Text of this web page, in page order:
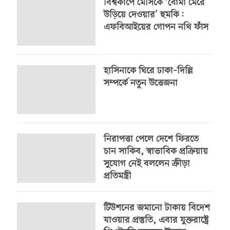
বিশ্বকাপে মেসিকে ‘বোমা মেরে
উড়িয়ে দেওয়ার’ হুমকি:
এফবিআইয়ের গোপন নথি ফাঁস
হাসিনাকে ঘিরে ঢাকা–দিল্লি
সম্পর্কে নতুন উত্তেজনা
নিরাপত্তা পেলে দেশে ফিরতে
চান সাকিব, স্বাভাবিক প্রক্রিয়ায়
সুযোগ নেই বললেন ক্রীড়া
প্রতিমন্ত্রী
টিউশনের জমানো টাকায় বিদেশ
যাওয়ার প্রস্তুতি, এবার যুক্তরাষ্ট্রে